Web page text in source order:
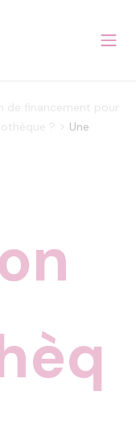
de financement pour
?
Une